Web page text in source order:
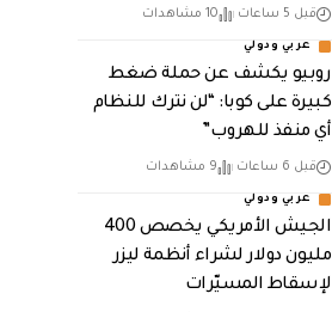
قبل 5 ساعات 10 مشاهدات
عربي ودولي
روبيو يكشف عن حملة ضغط
كبيرة على كوبا: “لن نترك للنظام
أي منفذ للهروب”
قبل 6 ساعات 9 مشاهدات
عربي ودولي
الجيش الأمريكي يخصص 400
مليون دولار لشراء أنظمة ليزر
لإسقاط المسيّرات